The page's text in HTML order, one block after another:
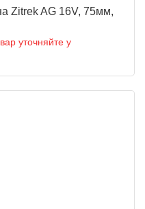
Zitrek AG 16V, 75мм,
уточняйте у